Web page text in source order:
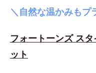
＼自然な温かみもプ
フォートーンズ ス
ット